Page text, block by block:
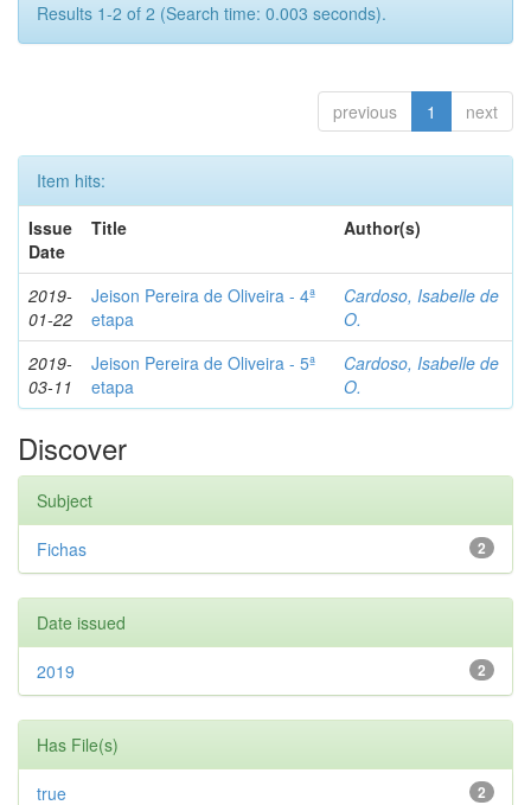
Results 1-2 of 2 (Search time: 0.003 seconds).
previous 1 next
Item hits:
Issue
Date
Title Author(s)
2019-
01-22
Jeison Pereira de Oliveira - 4ª
etapa
Cardoso, Isabelle de
O.
2019-
03-11
Jeison Pereira de Oliveira - 5ª
etapa
Cardoso, Isabelle de
O.
Discover
Subject
2
Fichas
Date issued
2
2019
Has File(s)
2
true